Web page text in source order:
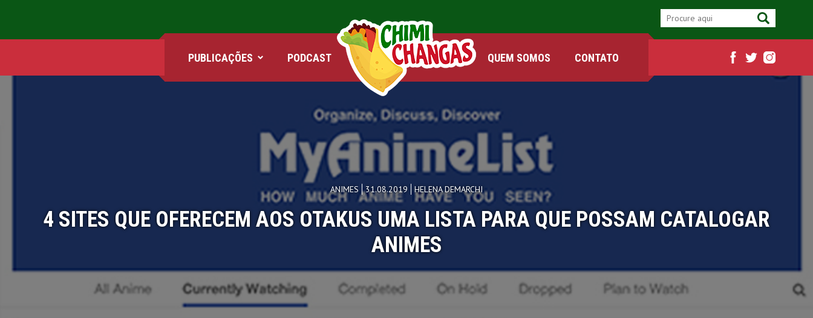
PUBLICAÇÕES
QUADRINHOS
MANGÁ
UNIVERSO E
TUDO MAIS
PODCAST QUEM SOMOS CONTATO
ANIMES 31.08.2019 HELENA DEMARCHI
4 SITES QUE OFERECEM AOS OTAKUS UMA LISTA PARA QUE POSSAM CATALOGAR
ANIMES